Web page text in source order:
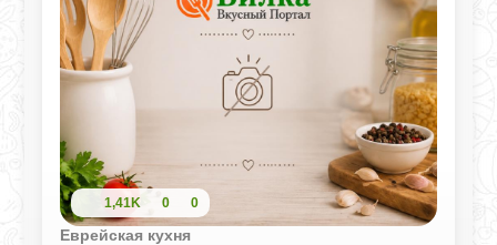
1,41K 0 0
Еврейская кухня